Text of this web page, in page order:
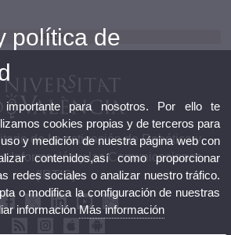
de Investigación de Robótica y
Información y las Comunicaciones
(IRTIC)
política de
para nosotros. Por ello te
cookies propias y de terceros para
y medición de nuestra página web con
contenidos,así como proporcionar
redes sociales o analizar nuestro tráfico.
o modifica la configuración de nuestras
información Más información